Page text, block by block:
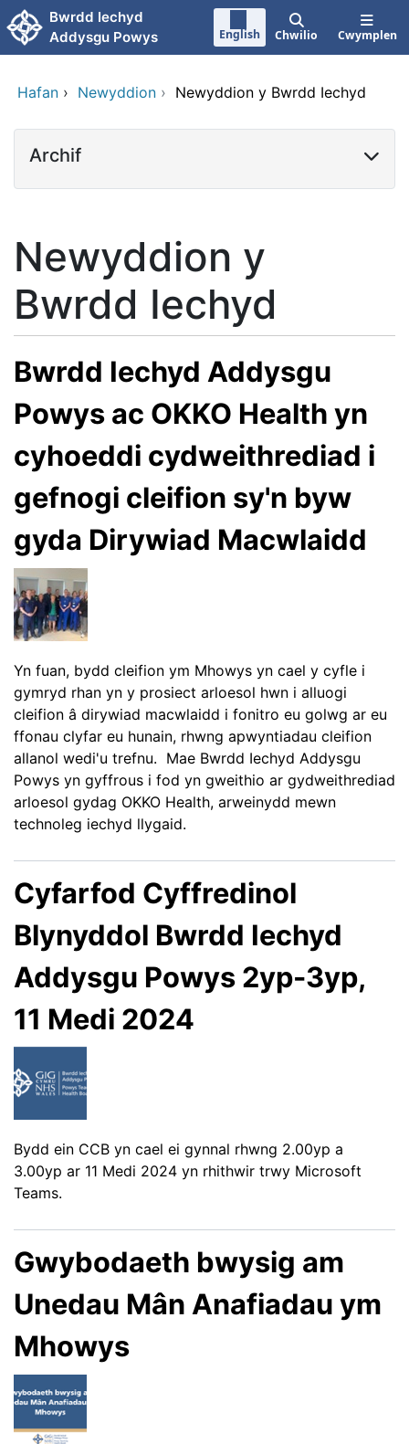
Neidio i'r prif gynnwy
Bwrdd Iechyd
Addysgu Powys
English Chwilio Cwymplen
Hafan › Newyddion › Newyddion y Bwrdd Iechyd
Archif
Newyddion y
Bwrdd Iechyd
Bwrdd Iechyd Addysgu
Powys ac OKKO Health yn
cyhoeddi cydweithrediad i
gefnogi cleifion sy'n byw
gyda Dirywiad Macwlaidd
Yn fuan, bydd cleifion ym Mhowys yn cael y cyfle i
gymryd rhan yn y prosiect arloesol hwn i alluogi
cleifion â dirywiad macwlaidd i fonitro eu golwg ar eu
ffonau clyfar eu hunain, rhwng apwyntiadau cleifion
allanol wedi'u trefnu. Mae Bwrdd Iechyd Addysgu
Powys yn gyffrous i fod yn gweithio ar gydweithrediad
arloesol gydag OKKO Health, arweinydd mewn
technoleg iechyd llygaid.
Cyfarfod Cyffredinol
Blynyddol Bwrdd Iechyd
Addysgu Powys 2yp-3yp,
11 Medi 2024
Bydd ein CCB yn cael ei gynnal rhwng 2.00yp a
3.00yp ar 11 Medi 2024 yn rhithwir trwy Microsoft
Teams.
Gwybodaeth bwysig am
Unedau Mân Anafiadau ym
Mhowys